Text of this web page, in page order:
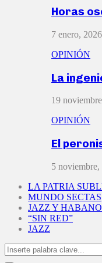
Horas
7 enero, 2026
OPINIÓN
La
19
OPINIÓN
El
5 noviembre,
LA PATRIA
MUNDO SECTAS
JAZZ Y
“SIN RED”
JAZZ
Search
for: